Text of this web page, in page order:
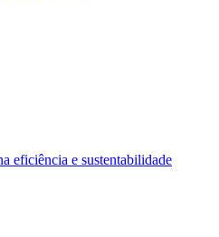
eficiência e sustentabilidade